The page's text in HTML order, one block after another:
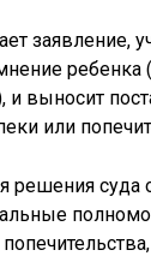
заявление,
ребенка
и выносит
или
решения суда